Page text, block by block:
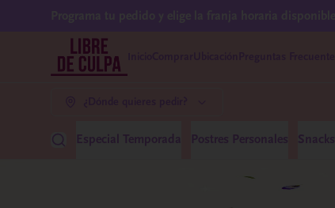
Especial Temporada Postres Personales Snacks